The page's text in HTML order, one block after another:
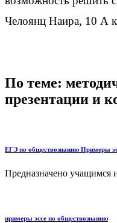
Челоянц Наира, 10 А
По теме:
презентации и
ЕГЭ по обществознанию Примеры
Предназначено учащимся
примеры эссе по обществознанию